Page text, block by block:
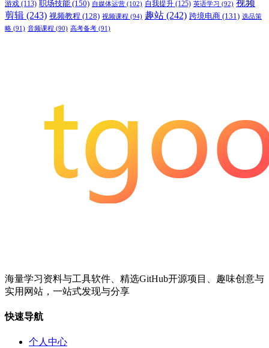
游戏 (113) 职场技能 (150) 自媒体运营 (102) 自我提升 (125) 英语学习 (92) 视频
剪辑 (243) 视频教程 (128) 视频课程 (94) 趣站 (242) 跨境电商 (131) 选品策
略 (91) 音频课程 (90) 高考备考 (91)
海量学习资料与工具软件、精选GitHub开源项目、趣味创意与
实用网站，一站式发现与分享
快速导航
个人中心